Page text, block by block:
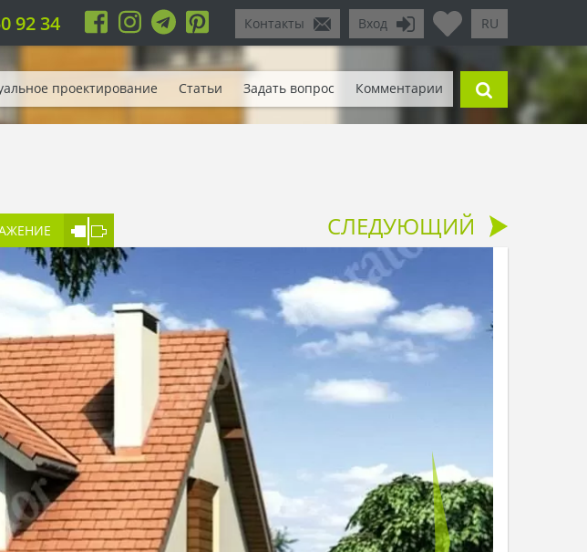
RU
Вход
Контакты
92 34
проектирование Статьи Задать вопрос Комментарии
СЛЕДУЮЩИЙ